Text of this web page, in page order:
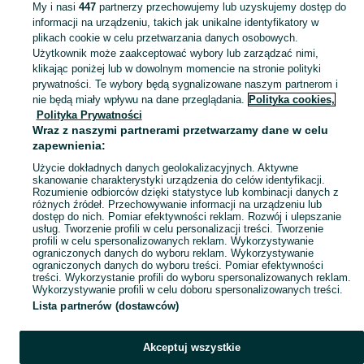
KATEGORIA
Skorzystaj z największego serwisu ogłoszeniowego - Lubnia i okolice! Kupuj to, czego pragniesz i sprzedawaj to, czego już nie potrzebujesz! Zobacz
Mapa kategorii
Mapa miejscowości
Mapa ministron
Popularne wyszukiwania
My i nasi 447partnerzy przechowujemy lub uzyskujemy dostęp do
informacji na urządzeniu, takich jak unikalne identyfikatory w
plikach cookie w celu przetwarzania danych osobowych.
Użytkownik może zaakceptować wybory lub zarządzać nimi,
klikając poniżej lub w dowolnym momencie na stronie polityki
prywatności. Te wybory będą sygnalizowane naszym partnerom i
nie będą miały wpływu na dane przeglądania. Polityka cookies,
Polityka Prywatności
Wraz z naszymi partnerami przetwarzamy dane w celu
zapewnienia:
Użycie dokładnych danych geolokalizacyjnych. Aktywne
skanowanie charakterystyki urządzenia do celów identyfikacji.
Rozumienie odbiorców dzięki statystyce lub kombinacji danych z
różnych źródeł. Przechowywanie informacji na urządzeniu lub
dostęp do nich. Pomiar efektywności reklam. Rozwój i ulepszanie
usług. Tworzenie profili w celu personalizacji treści. Tworzenie
profili w celu spersonalizowanych reklam. Wykorzystywanie
ograniczonych danych do wyboru reklam. Wykorzystywanie
ograniczonych danych do wyboru treści. Pomiar efektywności
treści. Wykorzystanie profili do wyboru spersonalizowanych reklam.
Wykorzystywanie profili w celu doboru spersonalizowanych treści.
Lista partnerów (dostawców)
Akceptuj wszystkie